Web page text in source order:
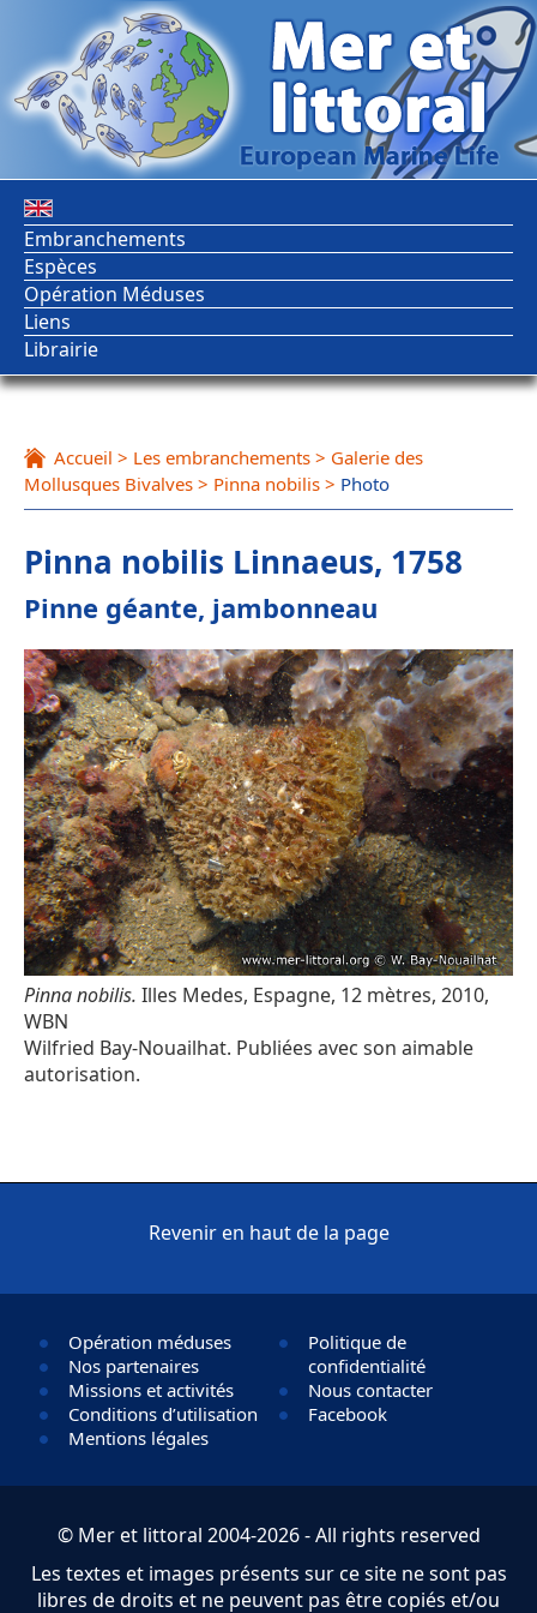
Embranchements
Espèces
Opération Méduses
Liens
Librairie
Accueil > Les embranchements > Galerie des
Mollusques Bivalves > Pinna nobilis > Photo
Pinna nobilis Linnaeus, 1758
Pinne géante, jambonneau
Pinna nobilis. Illes Medes, Espagne, 12 mètres, 2010,
WBN
Wilfried Bay-Nouailhat. Publiées avec son aimable
autorisation.
Revenir en haut de la page
Opération méduses
Nos partenaires
Missions et activités
Conditions d’utilisation
Mentions légales
Politique de
confidentialité
Nous contacter
Facebook
© Mer et littoral 2004-2026 - All rights reserved
Les textes et images présents sur ce site ne sont pas
libres de droits et ne peuvent pas être copiés et/ou